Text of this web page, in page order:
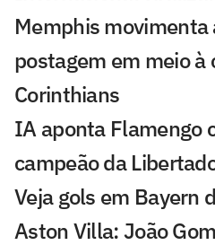
Memphis movimenta
postagem em meio à
Corinthians
IA aponta Flamengo
campeão da
Veja gols em Bayern
Aston Villa: João